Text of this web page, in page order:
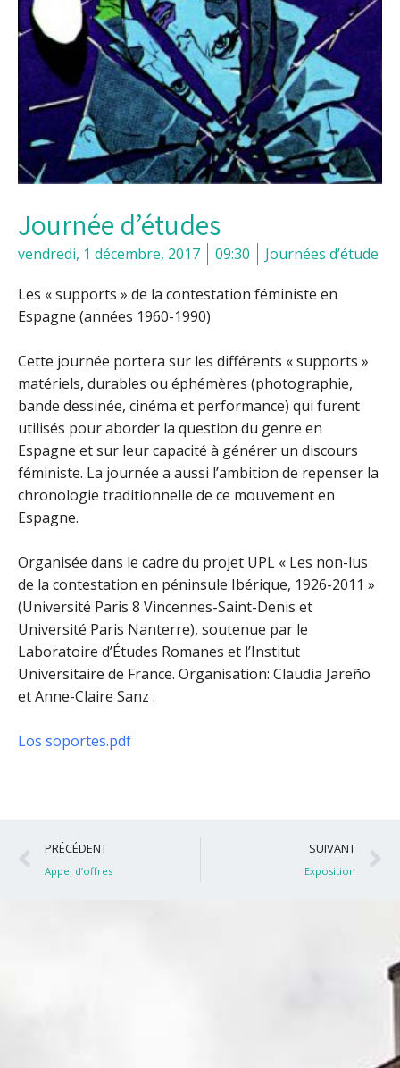
Journée d’études
vendredi, 1 décembre, 2017 09:30 Journées d’étude
Les « supports » de la contestation féministe en
Espagne (années 1960-1990)
Cette journée portera sur les différents « supports »
matériels, durables ou éphémères (photographie,
bande dessinée, cinéma et performance) qui furent
utilisés pour aborder la question du genre en
Espagne et sur leur capacité à générer un discours
féministe. La journée a aussi l’ambition de repenser la
chronologie traditionnelle de ce mouvement en
Espagne.
Organisée dans le cadre du projet UPL « Les non-lus
de la contestation en péninsule Ibérique, 1926-2011 »
(Université Paris 8 Vincennes-Saint-Denis et
Université Paris Nanterre), soutenue par le
Laboratoire d’Études Romanes et l’Institut
Universitaire de France. Organisation: Claudia Jareño
et Anne-Claire Sanz .
Los soportes.pdf
Précédent
PRÉCÉDENT
Appel d’offres
SUIVANT
Exposition